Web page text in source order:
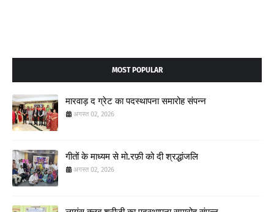
MOST POPULAR
मारवाड़ द ग्रेट का पदस्थापना समारोह संपन्न
अगस्त 02, 2026
गीतों के माध्यम से मो.रफ़ी को दी श्रद्धांजलि
अगस्त 02, 2026